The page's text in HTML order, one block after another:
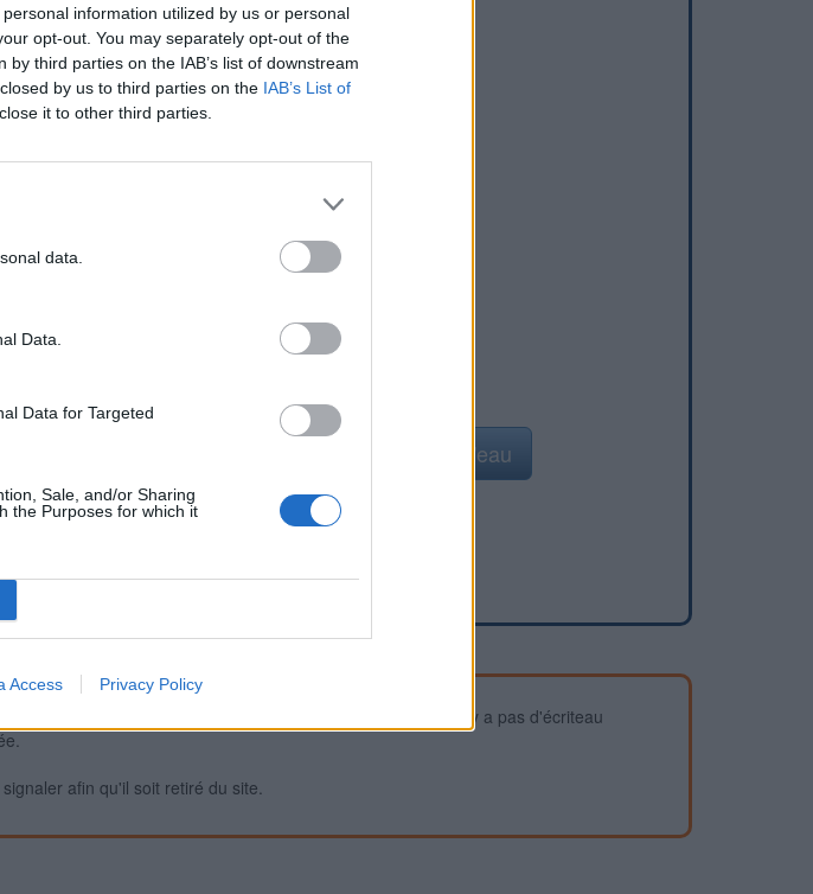
information utilized by us or personal
opt-out. You may separately opt-out of the
third parties on the IAB’s list of downstream
by us to third parties on the IAB’s List of
it to other third parties.
data.
Data.
Data for Targeted
Sale, and/or Sharing
the Purposes for which it
Access Privacy Policy
Ajouter un point d'eau
d'utiliser un point d'eau, vous devez vous assurer qu'il n'y a pas d'écriteau
afin qu'il soit retiré du site.